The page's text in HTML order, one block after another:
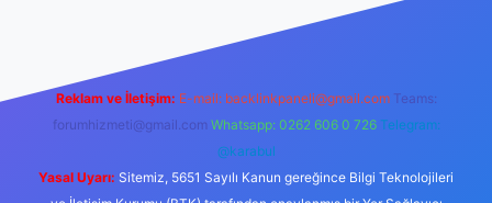
Reklam ve İletişim: E-mail: backlinkpaneli@gmail.com Teams:
forumhizmeti@gmail.com Whatsapp: 0262 606 0 726 Telegram:
@karabul
Yasal Uyarı: Sitemiz, 5651 Sayılı Kanun gereğince Bilgi Teknolojileri